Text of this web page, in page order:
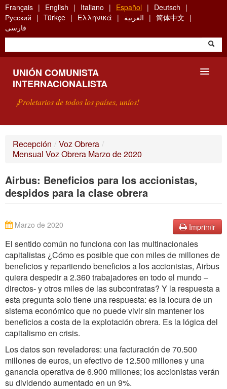
Skip
to
main
content
Français English Italiano Español
Deutsch
Русский
Türkçe Ελληνικά العربية
简体中文
فارسی
UNIÓN COMUNISTA
INTERNACIONALISTA
¡Proletarios de todos los países, uníos!
¿QUÉ ES LA UCI?
BÚSQUEDA
CONTACTARNOS
Recepción / Voz Obrera /
Mensual Voz Obrera Marzo de 2020
Airbus: Beneficios para los accionistas,
despidos para la clase obrera
Imprimir
Marzo de 2020
El sentido común no funciona con las multinacionales
capitalistas ¿Cómo es posible que con miles de millones de
beneficios y repartiendo beneficios a los accionistas, Airbus
quiera despedir a 2.360 trabajadores en todo el mundo –
directos- y otros miles de las subcontratas? Y la respuesta a
esta pregunta solo tiene una respuesta: es la locura de un
sistema económico que no puede vivir sin mantener los
beneficios a costa de la explotación obrera. Es la lógica del
capitalismo en crisis.
Los datos son reveladores: una facturación de 70.500
millones de euros, un efectivo de 12.500 millones y una
ganancia operativa de 6.900 millones; los accionistas verán
su dividendo aumentado en un 9%.